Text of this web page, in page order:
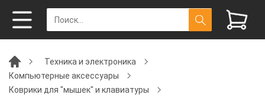
Техника и электроника
Компьютерные аксессуары
Коврики для "мышек" и клавиатуры